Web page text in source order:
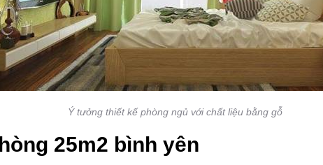
Ý tưởng thiết kế phòng ngủ với chất liệu bằng gỗ
25m2 bình yên